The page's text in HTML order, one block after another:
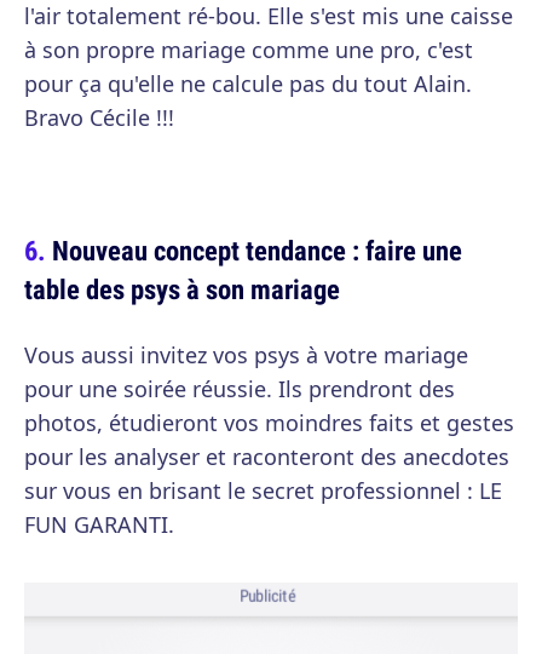
l'air totalement ré-bou. Elle s'est mis une caisse
à son propre mariage comme une pro, c'est
pour ça qu'elle ne calcule pas du tout Alain.
Bravo Cécile !!!
Nouveau concept tendance : faire une
table des psys à son mariage
Vous aussi invitez vos psys à votre mariage
pour une soirée réussie. Ils prendront des
photos, étudieront vos moindres faits et gestes
pour les analyser et raconteront des anecdotes
sur vous en brisant le secret professionnel : LE
FUN GARANTI.
Publicité